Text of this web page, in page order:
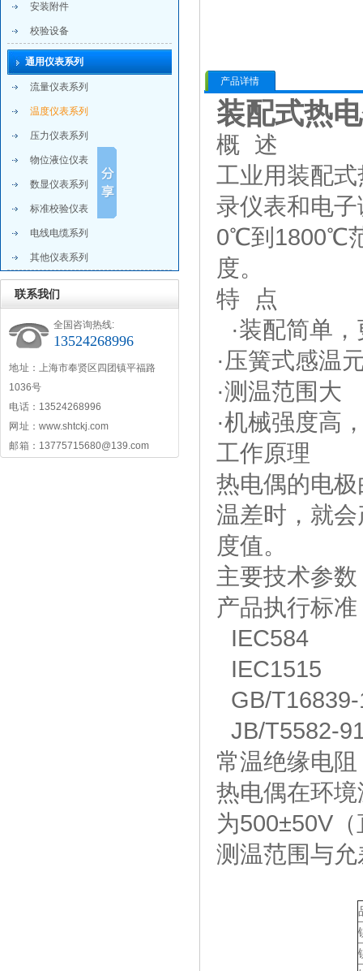
安装附件
校验设备
通用仪表系列
流量仪表系列
温度仪表系列
压力仪表系列
物位液位仪表
数显仪表系列
标准校验仪表
电线电缆系列
其他仪表系列
联系我们
全国咨询热线:
13524268996
地 址：上海市奉贤区四团镇平福路
1036号
电 话：13524268996
网 址：www.shtckj.com
邮 箱：13775715680@139.com
产品详情
装配式热
概 述
工业用装配
录仪表和电
0℃到1800℃
度。
特 点
·装配简单
·压簧式感温
·测温范围大
·机械强度高
工作原理
热电偶的电
温差时，就
度值。
主要技术参数
产品执行标准
IEC584
IEC1515
GB/
JB/T5582-
常温绝缘电阻
热电偶在环
为500±50V
测温范围与允